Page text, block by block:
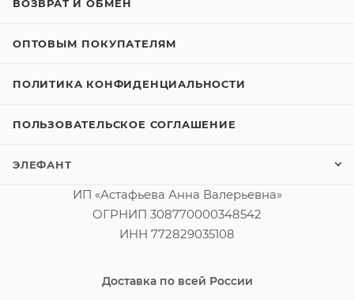
ВОЗВРАТ И ОБМЕН
ОПТОВЫМ ПОКУПАТЕЛЯМ
ПОЛИТИКА КОНФИДЕНЦИАЛЬНОСТИ
ПОЛЬЗОВАТЕЛЬСКОЕ СОГЛАШЕНИЕ
ЭЛЕФАНТ
ИП «Астафьева Анна Валерьевна»
ОГРНИП 308770000348542
ИНН 772829035108
Доставка по всей России